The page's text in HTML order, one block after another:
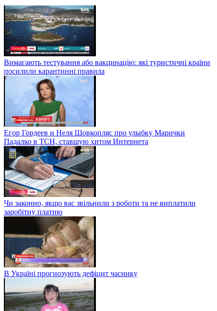
Вимагають тестування або вакцинацію: які туристичні країни
посилили карантинні правила
Егор Гордеев и Неля Шовкопляс про улыбку Марички
Падалко в ТСН, ставшую хитом Интернета
Чи законно, якщо вас звільнили з роботи та не виплатили
заробітну платню
В Україні прогнозують дефіцит часнику